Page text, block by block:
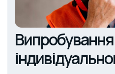
Випробування